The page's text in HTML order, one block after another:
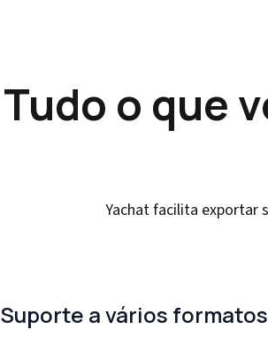
Tudo o que
Yachat facilita exportar
Suporte a vários formatos